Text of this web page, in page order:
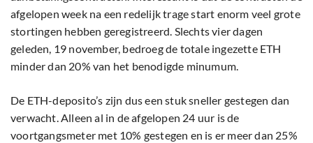
afgelopen week na een redelijk trage start enorm veel grote
stortingen hebben geregistreerd. Slechts vier dagen
geleden, 19 november, bedroeg de totale ingezette ETH
minder dan 20% van het benodigde minumum.
De ETH-deposito’s zijn dus een stuk sneller gestegen dan
verwacht. Alleen al in de afgelopen 24 uur is de
voortgangsmeter met 10% gestegen en is er meer dan 25%